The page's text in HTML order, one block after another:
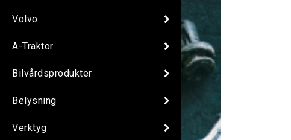
Volvo
A-Traktor
Bilvårdsprodukter
Belysning
Verktyg